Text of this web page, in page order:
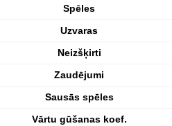
Spēles
Uzvaras
Neizšķirti
Zaudējumi
Sausās spēles
Vārtu gūšanas koef.